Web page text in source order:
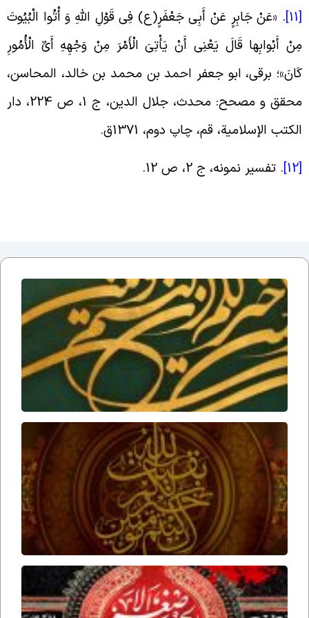
. « عَنْ جَابِرٍ عَنْ أَبِی جَعْفَرٍ(ع) فِی قَوْلِ اللَّهِ وَ أْتُوا الْبُیُوتَ
أَبْوابِها قَالَ یَعْنِی أَنْ یَأْتِیَ الْأَمْرَ مِنْ وَجْهِهِ أَیِّ الْأُمُورِ
برقی، ابو جعفر احمد بن محمد بن خالد، المحاسن،
محقق و مصحح: محدث، جلال الدین،‏ ج 1، ص 224، دار
الإسلامیة، قم، چاپ دوم، 1371ق
.
.تفسیر نمونه، ج ‏2، ص 12 .
دلایل
بر زنده
بودن
ارواحنا
فداه
عوامل
زمان
ارواحنا
فداه
برخورد
حسین
علیه